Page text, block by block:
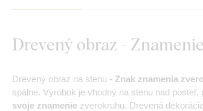
Drevený obraz -
Drevený obraz na stenu - Znak znamenia
spálne. Výrobok je vhodný na stenu nad posteľ,
svoje znamenie zverokruhu. Drevená